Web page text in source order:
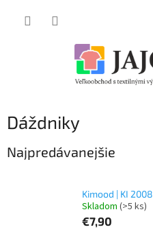
Dáždniky
Najpredávanejšie
Kimood | KI 2008
Skladom (>5 ks)
€7,90